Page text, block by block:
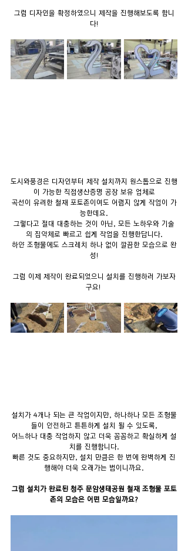
그럼 디자인을 확정하였으니 제작을 진행해보도록 합니
다!
도시와풍경은 디자인부터 제작 설치까지 원스톱으로 진행
이 가능한 직접생산증명 공장 보유 업체로
곡선이 유려한 철재 포토존이여도 어렵지 않게 작업이 가
능한데요.
그렇다고 절대 대충하는 것이 아닌, 모든 노하우와 기술
의 집약체로 빠르고 쉽게 작업을 진행한답니다.
하얀 조형물에도 스크레치 하나 없이 깔끔한 모습으로 완
성!
그럼 이제 제작이 완료되었으니 설치를 진행하러 가보자
구요!
설치가 4개나 되는 큰 작업이지만, 하나하나 모든 조형물
들이 안전하고 튼튼하게 설치 될 수 있도록,
어느하나 대충 작업하지 않고 더욱 꼼꼼하고 확실하게 설
치를 진행합니다.
빠른 것도 중요하지만, 설치 만큼은 한 번에 완벽하게 진
행해야 더욱 오래가는 법이니까요.
그럼 설치가 완료된 청주 문암생태공원 철재 조형물 포토
존의 모습은 어떤 모습일까요?